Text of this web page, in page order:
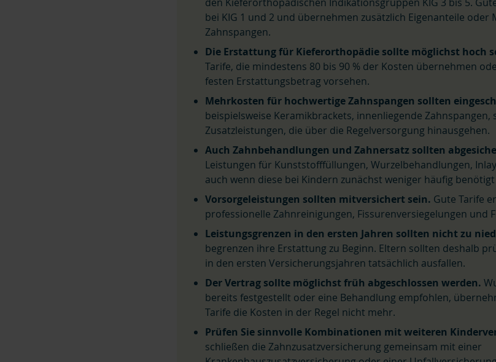
bei KIG 1 und 2 und übernehmen zusätzlich Eigenanteile
Zahnspangen.
Die Erstattung für Kieferorthopädie sollte möglichst hoch
Tarife, die mindestens 80 bis 90 % der Kosten übernehmen
festen Erstattungsbetrag vorsehen.
Mehrkosten für hochwertige Zahnspangen sollten
beispielsweise Keramikbrackets, innenliegende Zahnspangen,
Zusatzleistungen, die über die Regelversorgung hinausgehen.
Auch Zahnbehandlungen und Zahnersatz sollten
Leistungen für Kunststofffüllungen, Wurzelbehandlungen,
auch wenn diese bei Kindern zunächst weniger häufig
Vorsorgeleistungen sollten mitversichert sein. Gute Tarife
professionelle Zahnreinigungen, Fissurenversiegelungen und
Leistungsgrenzen in den ersten Jahren sollten nicht zu
begrenzen ihre Erstattung zu Beginn. Eltern sollten deshalb
in den ersten Versicherungsjahren tatsächlich ausfallen.
Der Vertrag sollte möglichst früh abgeschlossen werden.
bereits festgestellt oder eine Behandlung empfohlen,
Tarife die Kosten in der Regel nicht mehr.
Prüfen Sie sinnvolle Kombinationen mit weiteren
schließen die Zahnzusatzversicherung gemeinsam mit einer